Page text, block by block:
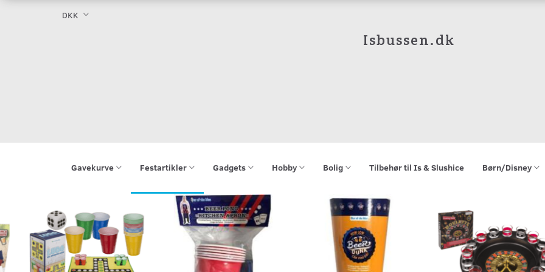
DKK
Isbussen.dk
Gavekurve Festartikler Gadgets Hobby Bolig Tilbehør til Is & Slushice Børn/Disney